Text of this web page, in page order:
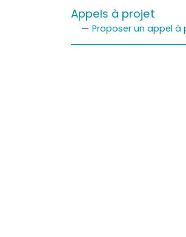
Appels à projet
Proposer un appel à